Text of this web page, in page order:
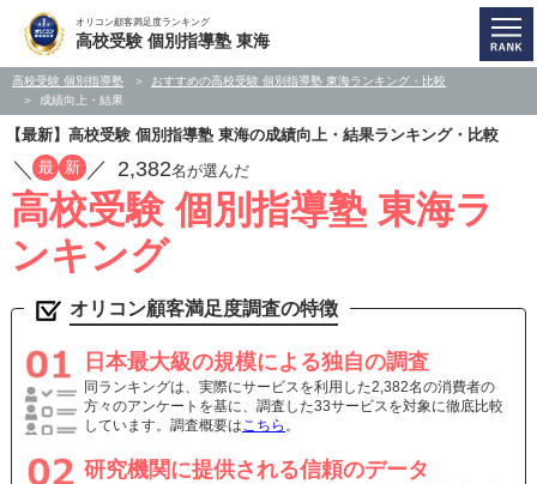
オリコン顧客満足度ランキング
高校受験 個別指導塾 東海
高校受験 個別指導塾
おすすめの高校受験 個別指導塾 東海ランキング・比較
成績向上・結果
【最新】高校受験 個別指導塾 東海の成績向上・結果ランキング・比較
／ 最 新 ／ 2,382名が選んだ
高校受験 個別指導塾 東海ラ
ンキング
オリコン顧客満足度調査の特徴
日本最大級の規模による独自の調査
同ランキングは、実際にサービスを利用した2,382名の消費者の
方々のアンケートを基に、調査した33サービスを対象に徹底比較
しています。調査概要はこちら 。
研究機関に提供される信頼のデータ